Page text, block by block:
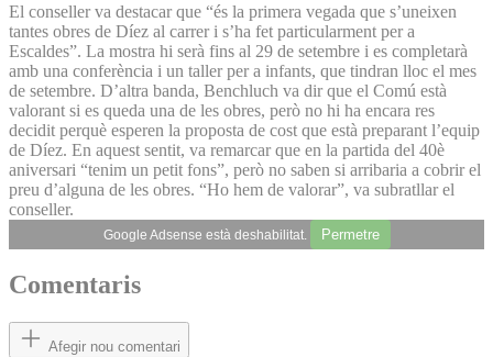
El conseller va destacar que “és la primera vegada que s’uneixen
tantes obres de Díez al carrer i s’ha fet particularment per a
Escaldes”. La mostra hi serà fins al 29 de setembre i es completarà
amb una conferència i un taller per a infants, que tindran lloc el mes
de setembre. D’altra banda, Benchluch va dir que el Comú està
valorant si es queda una de les obres, però no hi ha encara res
decidit perquè esperen la proposta de cost que està preparant l’equip
de Díez. En aquest sentit, va remarcar que en la partida del 40è
aniversari “tenim un petit fons”, però no saben si arribaria a cobrir el
preu d’alguna de les obres. “Ho hem de valorar”, va subratllar el
conseller.
Google Adsense està deshabilitat. Permetre
Comentaris
Afegir nou comentari